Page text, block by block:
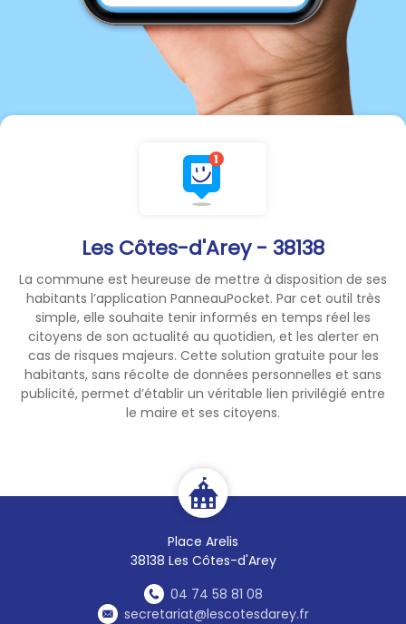
Les Côtes-d'Arey - 38138
La commune est heureuse de mettre à disposition de ses
habitants l’application PanneauPocket. Par cet outil très
simple, elle souhaite tenir informés en temps réel les
citoyens de son actualité au quotidien, et les alerter en
cas de risques majeurs. Cette solution gratuite pour les
habitants, sans récolte de données personnelles et sans
publicité, permet d’établir un véritable lien privilégié entre
le maire et ses citoyens.
Place Arelis
38138 Les Côtes-d'Arey
04 74 58 81 08
secretariat@lescotesdarey.fr
✅Pensez à prendre rendez-
voussur le site de l’EFS.
Munissez-vous d’une pièce
Ne venez pas à jeun:
prenez un repas avant votre
🙏 Merci à toutes les
personnes qui donneront un
les patients qui en ont besoin.
Votre geste est essentiel ! ❤️